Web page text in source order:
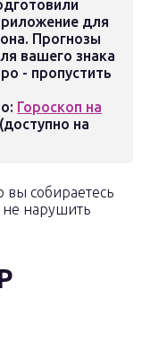
для
Прогнозы
вашего знака
- пропустить
Гороскоп на
(доступно на
вы собираетесь
не нарушить